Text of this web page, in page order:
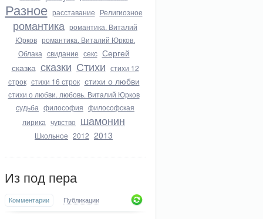
Разное расставание Религиозное
романтика романтика. Виталий
Юрков романтика. Виталий Юрков.
Облака свидание секс Сергей
сказка сказки Стихи стихи 12
строк стихи 16 строк стихи о любви
стихи о любви. любовь. Виталий Юрков
судьба философия философская
лирика чувство шамонин
Школьное 2012 2013
Из под пера
Комментарии Публикации